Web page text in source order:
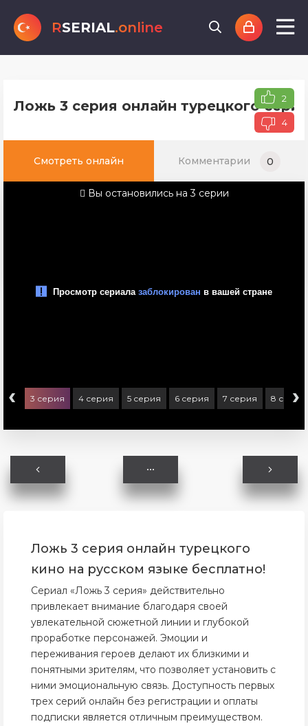
RSERIAL.online
Ложь 3 серия онлайн турецкого 2
4
Смотреть онлайн Комментарии 0
Вы остановились на 3 серии
‹ 3 серия 4 серия 5 серия 6 серия 7 серия 8 серия
›
Ложь 3 серия онлайн турецкого
кино на русском языке бесплатно!
Сериал «Ложь 3 серия» действительно
привлекает внимание благодаря своей
увлекательной сюжетной линии и глубокой
проработке персонажей. Эмоции и
переживания героев делают их близкими и
понятными зрителям, что позволяет установить с
ними эмоциональную связь. Доступность первых
трех серий онлайн без регистрации и оплаты
подписки является отличным преимуществом.